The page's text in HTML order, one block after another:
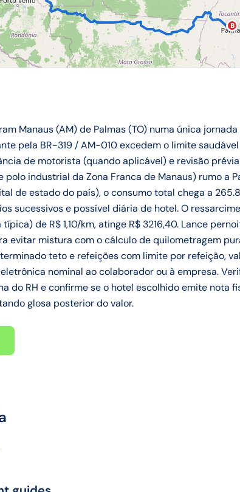
B
Manaus (AM) de Palmas (TO) numa única
pela BR-319 / AM-010 excedem o limite
de motorista (quando aplicável) e revisão
polo industrial da Zona Franca de Manaus) rumo a
de estado do país), o consumo total chega a
sucessivos e possível diária de hotel. O
de R$ 1,10/km, atinge R$ 3216,40. Lance
evitar mistura com o cálculo de quilometragem
teto e refeições com limite por refeição,
nominal ao colaborador ou à empresa.
do RH e confirme se o hotel escolhido emite nota
glosa posterior do valor.